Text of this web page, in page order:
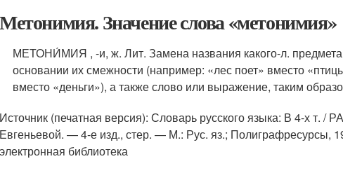
Метонимия. Значение слова «метонимия»
МЕТОНИ́МИЯ , -и, ж. Лит. Замена названия какого-л.
основании их смежности (например: «лес поет» вместо
вместо «деньги»), а также слово или выражение, таким
Источник (печатная версия): Словарь русского языка: В 4-х т. /
Евгеньевой. — 4-е изд., стер. — М.: Рус. яз.; Полиграфресурсы,
электронная библиотека